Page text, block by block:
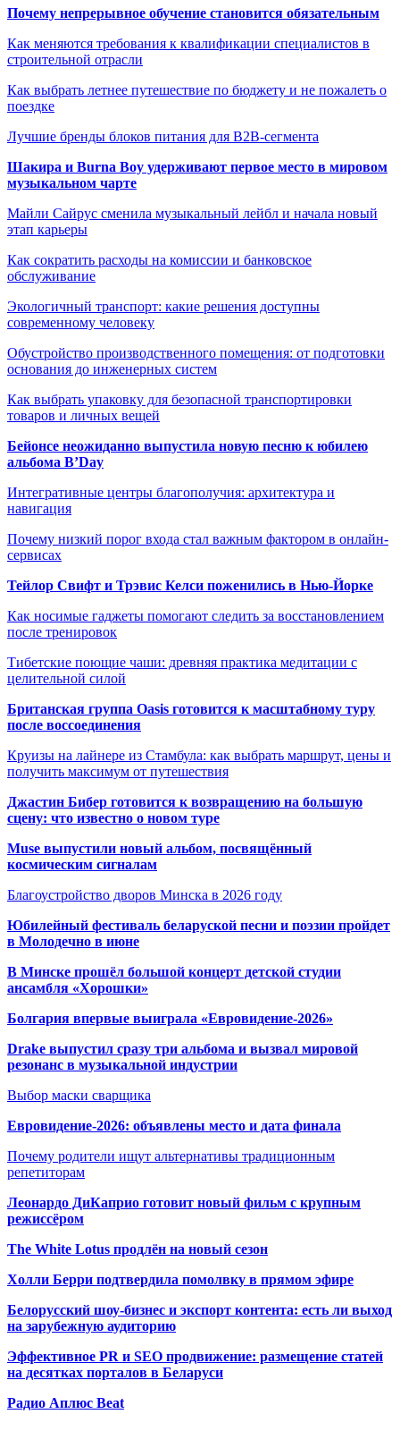
Почему непрерывное обучение становится обязательным
Как меняются требования к квалификации специалистов в
строительной отрасли
Как выбрать летнее путешествие по бюджету и не пожалеть о
поездке
Лучшие бренды блоков питания для B2B-сегмента
Шакира и Burna Boy удерживают первое место в мировом
музыкальном чарте
Майли Сайрус сменила музыкальный лейбл и начала новый
этап карьеры
Как сократить расходы на комиссии и банковское
обслуживание
Экологичный транспорт: какие решения доступны
современному человеку
Обустройство производственного помещения: от подготовки
основания до инженерных систем
Как выбрать упаковку для безопасной транспортировки
товаров и личных вещей
Бейонсе неожиданно выпустила новую песню к юбилею
альбома B’Day
Интегративные центры благополучия: архитектура и
навигация
Почему низкий порог входа стал важным фактором в онлайн-
сервисах
Тейлор Свифт и Трэвис Келси поженились в Нью-Йорке
Как носимые гаджеты помогают следить за восстановлением
после тренировок
Тибетские поющие чаши: древняя практика медитации с
целительной силой
Британская группа Oasis готовится к масштабному туру
после воссоединения
Круизы на лайнере из Стамбула: как выбрать маршрут, цены и
получить максимум от путешествия
Джастин Бибер готовится к возвращению на большую
сцену: что известно о новом туре
Muse выпустили новый альбом, посвящённый
космическим сигналам
Благоустройство дворов Минска в 2026 году
Юбилейный фестиваль беларуской песни и поэзии пройдет
в Молодечно в июне
В Минске прошёл большой концерт детской студии
ансамбля «Хорошки»
Болгария впервые выиграла «Евровидение-2026»
Drake выпустил сразу три альбома и вызвал мировой
резонанс в музыкальной индустрии
Выбор маски сварщика
Евровидение-2026: объявлены место и дата финала
Почему родители ищут альтернативы традиционным
репетиторам
Леонардо ДиКаприо готовит новый фильм с крупным
режиссёром
The White Lotus продлён на новый сезон
Холли Берри подтвердила помолвку в прямом эфире
Белорусский шоу-бизнес и экспорт контента: есть ли выход
на зарубежную аудиторию
Эффективное PR и SEO продвижение: размещение статей
на десятках порталов в Беларуси
Радио Аплюс Beat